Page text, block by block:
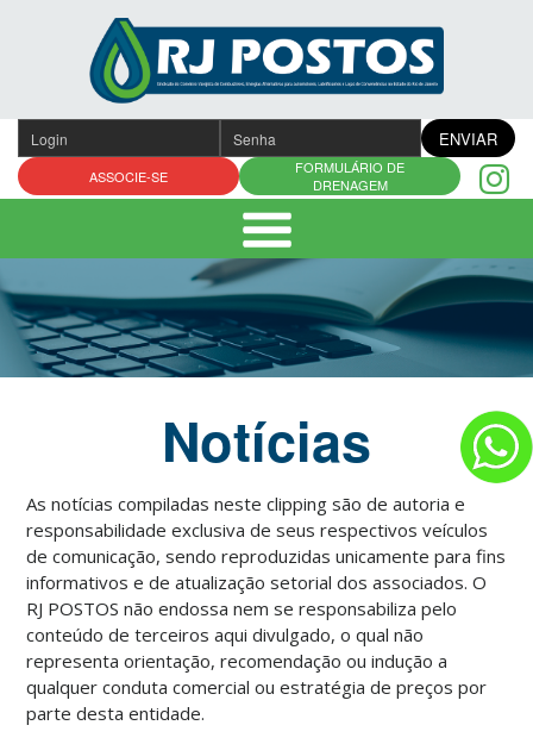
conteúdo
ENVIAR
ASSOCIE-SE
FORMULÁRIO DE
DRENAGEM
Notícias
As notícias compiladas neste clipping são de autoria e
responsabilidade exclusiva de seus respectivos veículos
de comunicação, sendo reproduzidas unicamente para fins
informativos e de atualização setorial dos associados. O
RJ POSTOS não endossa nem se responsabiliza pelo
conteúdo de terceiros aqui divulgado, o qual não
representa orientação, recomendação ou indução a
qualquer conduta comercial ou estratégia de preços por
parte desta entidade.